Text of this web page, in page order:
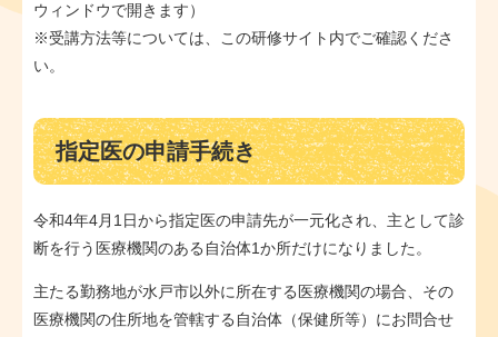
ウィンドウで開きます）
※受講方法等については、この研修サイト内でご確認くださ
い。
指定医の申請手続き
令和4年4月1日から指定医の申請先が一元化され、主として診
断を行う医療機関のある自治体1か所だけになりました。
主たる勤務地が水戸市以外に所在する医療機関の場合、その
医療機関の住所地を管轄する自治体（保健所等）にお問合せ